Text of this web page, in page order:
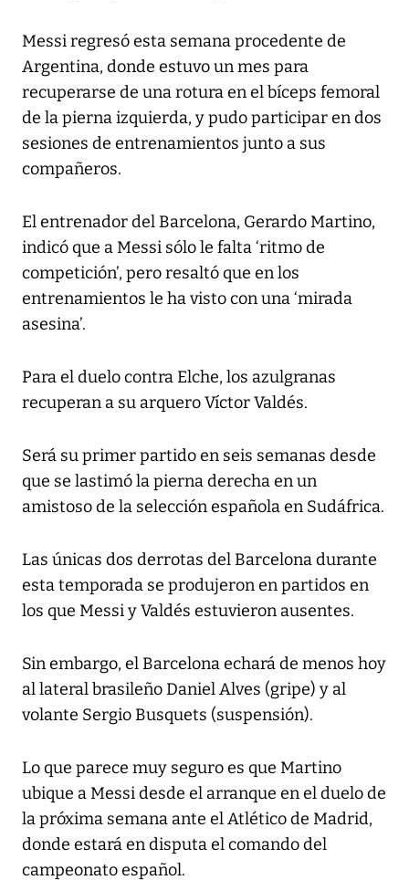
Messi regresó esta semana procedente de
Argentina, donde estuvo un mes para
recuperarse de una rotura en el bíceps femoral
de la pierna izquierda, y pudo participar en dos
sesiones de entrenamientos junto a sus
compañeros.
El entrenador del Barcelona, Gerardo Martino,
indicó que a Messi sólo le falta ‘ritmo de
competición’, pero resaltó que en los
entrenamientos le ha visto con una ‘mirada
asesina’.
Para el duelo contra Elche, los azulgranas
recuperan a su arquero Víctor Valdés.
Será su primer partido en seis semanas desde
que se lastimó la pierna derecha en un
amistoso de la selección española en Sudáfrica.
Las únicas dos derrotas del Barcelona durante
esta temporada se produjeron en partidos en
los que Messi y Valdés estuvieron ausentes.
Sin embargo, el Barcelona echará de menos hoy
al lateral brasileño Daniel Alves (gripe) y al
volante Sergio Busquets (suspensión).
Lo que parece muy seguro es que Martino
ubique a Messi desde el arranque en el duelo de
la próxima semana ante el Atlético de Madrid,
donde estará en disputa el comando del
campeonato español.